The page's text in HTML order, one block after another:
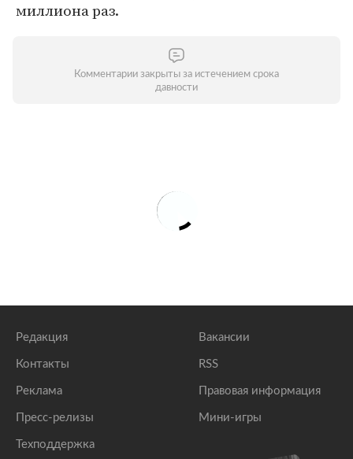
миллиона раз.
Комментарии закрыты за истечением срока
давности
Редакция
Контакты
Реклама
Пресс-релизы
Техподдержка
Вакансии
RSS
Правовая информация
Мини-игры